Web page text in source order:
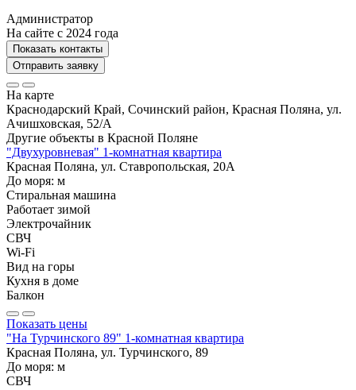
Администратор
На сайте с 2024 года
Показать контакты
Отправить заявку
На карте
Краснодарский Край, Сочинский район, Красная Поляна, ул.
Ачишховская, 52/А
Другие объекты в Красной Поляне
"Двухуровневая" 1-комнатная квартира
Красная Поляна, ул. Ставропольская, 20А
До моря: м
Стиральная машина
Работает зимой
Электрочайник
СВЧ
Wi-Fi
Вид на горы
Кухня в доме
Балкон
Показать цены
"На Турчинского 89" 1-комнатная квартира
Красная Поляна, ул. Турчинского, 89
До моря: м
СВЧ